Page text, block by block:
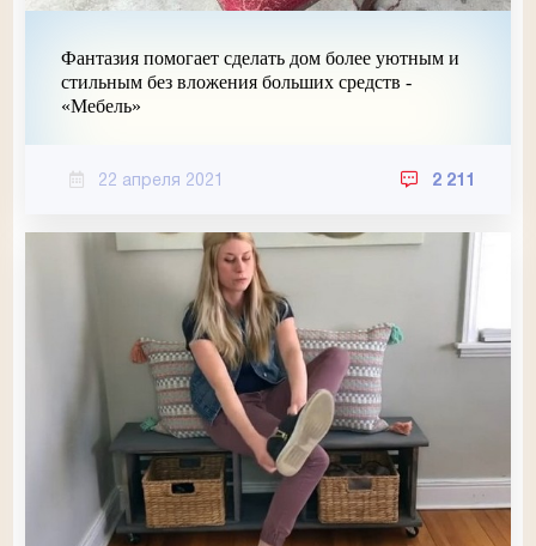
Фантазия помогает сделать дом более уютным и
стильным без вложения больших средств -
«Мебель»
22 апреля 2021 2 211